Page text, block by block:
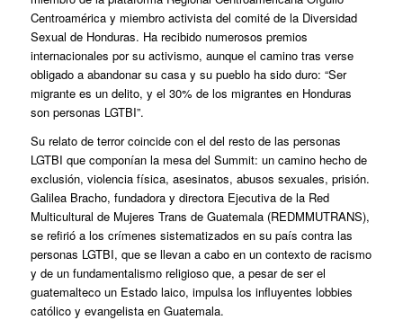
Centroamérica y miembro activista del comité de la Diversidad
Sexual de Honduras. Ha recibido numerosos premios
internacionales por su activismo, aunque el camino tras verse
obligado a abandonar su casa y su pueblo ha sido duro: “Ser
migrante es un delito, y el 30% de los migrantes en Honduras
son personas LGTBI”.
Su relato de terror coincide con el del resto de las personas
LGTBI que componían la mesa del Summit: un camino hecho de
exclusión, violencia física, asesinatos, abusos sexuales, prisión.
Galilea Bracho, fundadora y directora Ejecutiva de la Red
Multicultural de Mujeres Trans de Guatemala (REDMMUTRANS),
se refirió a los crímenes sistematizados en su país contra las
personas LGTBI, que se llevan a cabo en un contexto de racismo
y de un fundamentalismo religioso que, a pesar de ser el
guatemalteco un Estado laico, impulsa los influyentes lobbies
católico y evangelista en Guatemala.